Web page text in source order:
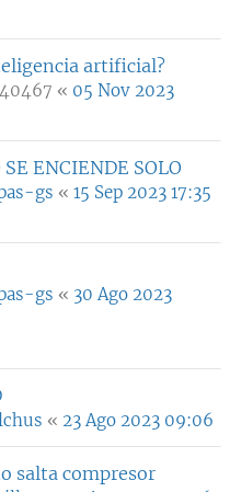
artificial?
« 05 Nov 2023
ENCIENDE SOLO
gs « 15 Sep 2023 17:35
gs « 30 Ago 2023
« 23 Ago 2023 09:06
salta compresor